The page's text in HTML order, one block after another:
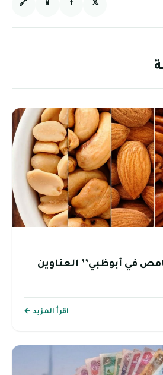
𝕏
f
📱
🔗
في أبوظبي’’ العناوين
اقرأ المزيد ←